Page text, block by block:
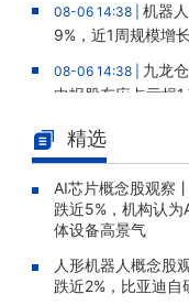
08-06 14:38 | 机器
9%，近1周规模增
08-06 14:38 | 九龙
中报股东应占亏损
08-06 14:37 |
6年中报股东应占
730.55%
08-06 14:35 |南方
5%，成交额1.67万
08-06 14:27 |卫星
精选
AI芯片概念股观察
跌近5%，机构认
体设备高景气
人形机器人概念股
跌近2%，比亚迪